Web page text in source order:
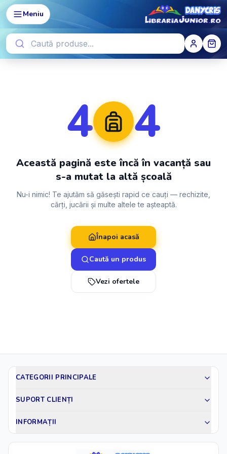
Meniu
4 4
Această pagină este încă în vacanță sau
s-a mutat la altă școală
Nu-i nimic! Te ajutăm să găsești rapid ce cauți — rechizite,
cărți, jucării și multe altele te așteaptă.
Înapoi acasă
Caută un produs
Vezi ofertele
CATEGORII PRINCIPALE
SUPORT CLIENȚI
INFORMAȚII